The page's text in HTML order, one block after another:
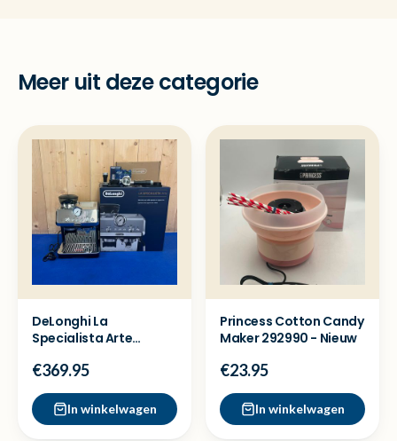
Meer uit deze categorie
DeLonghi La
Specialista Arte
koffiemachine -Nieuw
€369.95
In winkelwagen
Princess Cotton Candy
Maker 292990 - Nieuw
€23.95
In winkelwagen